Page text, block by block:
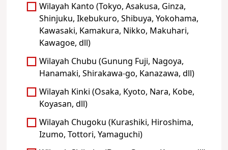
Wilayah Kanto (Tokyo, Asakusa, Ginza,
Shinjuku, Ikebukuro, Shibuya, Yokohama,
Kawasaki, Kamakura, Nikko, Makuhari,
Kawagoe, dll)
Wilayah Chubu (Gunung Fuji, Nagoya,
Hanamaki, Shirakawa-go, Kanazawa, dll)
Wilayah Kinki (Osaka, Kyoto, Nara, Kobe,
Koyasan, dll)
Wilayah Chugoku (Kurashiki, Hiroshima,
Izumo, Tottori, Yamaguchi)